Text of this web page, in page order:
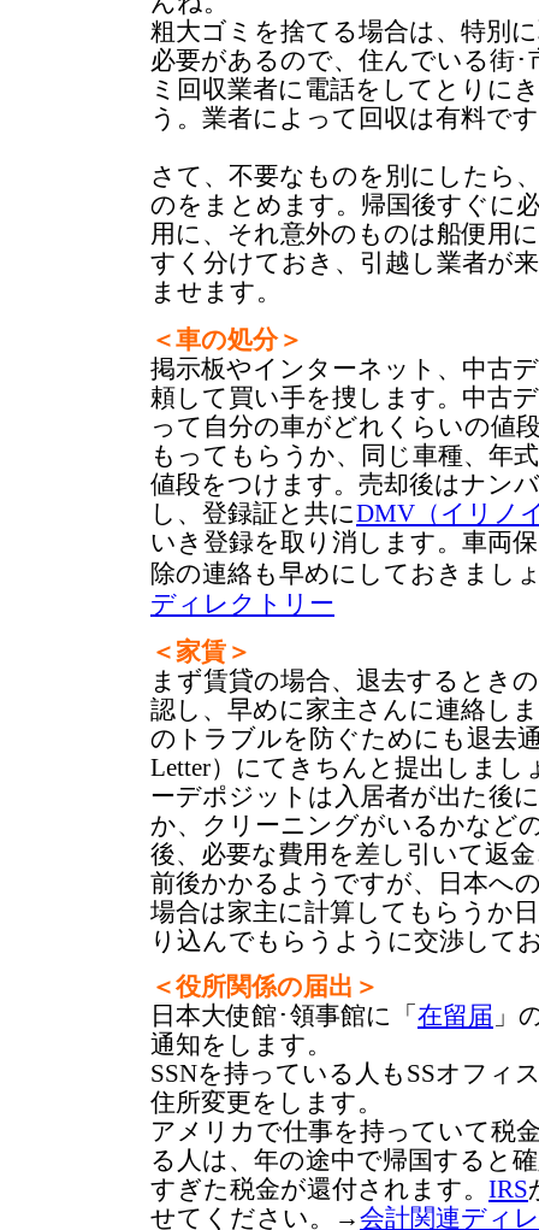
粗大ゴミを捨てる場合は、特別
必要があるので、住んでいる街
ミ回収業者に電話をしてとりに
う。業者によって回収は有料で
さて、不要なものを別にしたら
のをまとめます。帰国後すぐに
用に、それ意外のものは船便用
すく分けておき、引越し業者が
ませます。
＜車の処分＞
掲示板やインターネット、中古
頼して買い手を捜します。中古
って自分の車がどれくらいの値
もってもらうか、同じ車種、年
値段をつけます。売却後はナン
し、登録証と共にDMV（イリノ
いき登録を取り消します。車両
除の連絡も早めにしておきまし
ディレクトリー
＜家賃＞
まず賃貸の場合、退去するとき
認し、早めに家主さんに連絡し
のトラブルを防ぐためにも退去
Letter）にてきちんと提出しまし
ーデポジットは入居者が出た後
か、クリーニングがいるかなど
後、必要な費用を差し引いて返
前後かかるようですが、日本へ
場合は家主に計算してもらうか
り込んでもらうように交渉して
＜役所関係の届出＞
日本大使館･領事館に「 在留届 」
通知をします。
SSNを持っている人もSSオフィ
住所変更をします。
アメリカで仕事を持っていて税
る人は、年の途中で帰国すると
すぎた税金が還付されます。 IRS
せてください。→会計関連ディ